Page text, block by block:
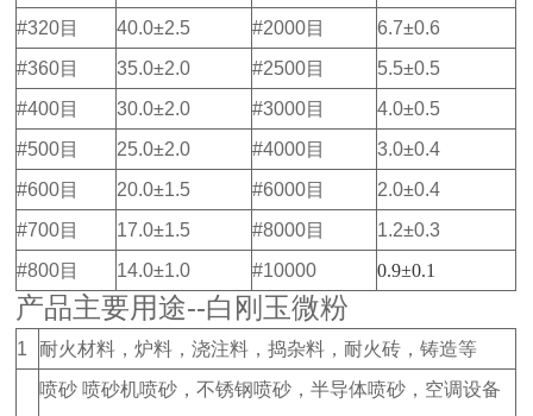
#320目
40.0±2.5 #2000目
6.7±0.6
#360目
35.0±2.0 #2500目
5.5±0.5
#400目
30.0±2.0 #3000目
4.0±0.5
#500目
25.0±2.0 #4000目
3.0±0.4
#600目
20.0±1.5 #6000目
2.0±0.4
#700目
17.0±1.5 #8000目
1.2±0.3
#800目
14.0±1.0 #10000 0.9±0.1
产品主要用途--白刚玉微粉
1 耐火材料，炉料，浇注料，捣杂料，耐火砖，铸造等
喷砂 喷砂机喷砂，不锈钢喷砂，半导体喷砂，空调设备